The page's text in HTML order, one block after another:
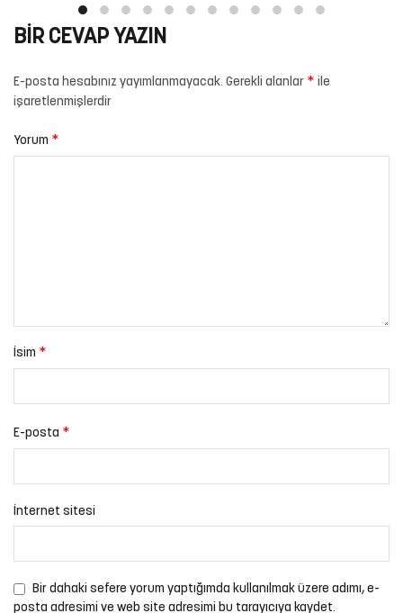
BIR CEVAP YAZIN
E-posta hesabınız yayımlanmayacak. Gerekli alanlar * ile
işaretlenmişlerdir
Yorum *
İsim *
E-posta *
İnternet sitesi
Bir dahaki sefere yorum yaptığımda kullanılmak üzere adımı, e-
posta adresimi ve web site adresimi bu tarayıcıya kaydet.